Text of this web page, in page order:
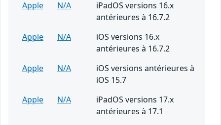
Apple
N/A
iPadOS versions 16.x
antérieures à 16.7.2
Apple
N/A
iOS versions 16.x
antérieures à 16.7.2
Apple
N/A
iOS versions antérieures à
iOS 15.7
Apple
N/A
iPadOS versions 17.x
antérieures à 17.1